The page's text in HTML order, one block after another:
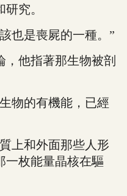
究。
是喪屍的一種。”
他指著那生物被剖
的有機能，已經
和外面那些人形
一枚能量晶核在驅